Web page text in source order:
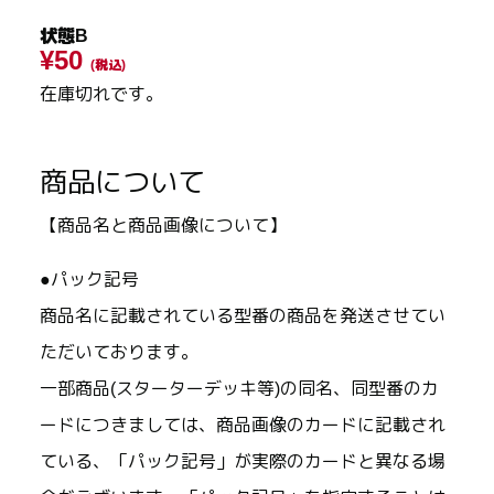
状態B
¥50 (税込)
在庫切れです。
商品について
【商品名と商品画像について】
●パック記号
商品名に記載されている型番の商品を発送させてい
ただいております。
一部商品(スターターデッキ等)の同名、同型番のカ
ードにつきましては、商品画像のカードに記載され
ている、「パック記号」が実際のカードと異なる場